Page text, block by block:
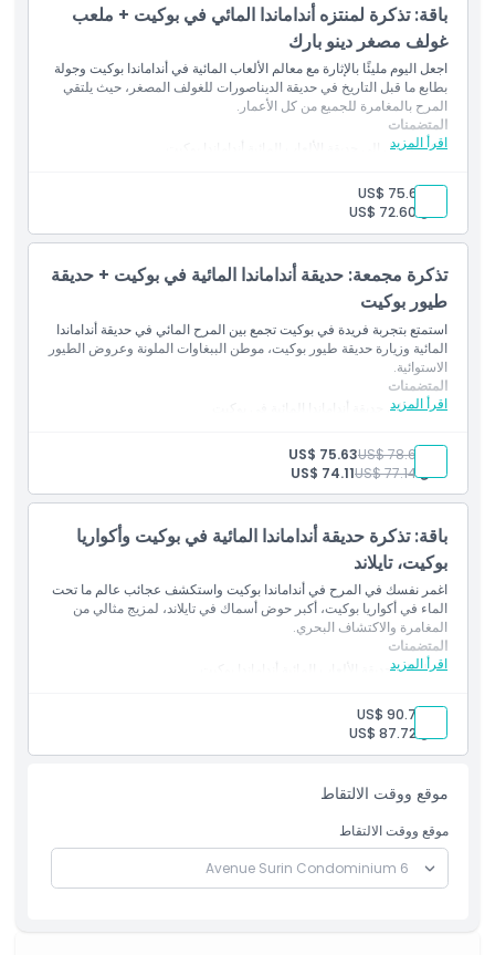
باقة: تذكرة لمنتزه أنداماندا المائي في بوكيت + ملعب
غولف مصغر دينو بارك
اجعل اليوم مليئًا بالإثارة مع معالم الألعاب المائية في أنداماندا بوكيت وجولة
بطابع ما قبل التاريخ في حديقة الديناصورات للغولف المصغر، حيث يلتقي
المرح بالمغامرة للجميع من كل الأعمار.
اقرأ المزيد
المتضمنات
تذكرة دخول إلى حديقة الألعاب المائية أنداماندا بوكيت
الوصول إلى جميع الزحاليق والمعالم ومسار الغولف المصغر
بالغ:
US$ 75.63
طفل:US$ 72.60
تذكرة مجمعة: حديقة أنداماندا المائية في بوكيت + حديقة
طيور بوكيت
استمتع بتجربة فريدة في بوكيت تجمع بين المرح المائي في حديقة أنداماندا
المائية وزيارة حديقة طيور بوكيت، موطن الببغاوات الملونة وعروض الطيور
الاستوائية.
اقرأ المزيد
المتضمنات
الدخول إلى حديقة أنداماندا المائية في بوكيت
الوصول إلى الألعاب والزلاقات وعروض الطيور
بالغ: US$ 78.65
US$ 75.63
طفل:US$ 77.14
US$ 74.11
باقة: تذكرة حديقة أنداماندا المائية في بوكيت وأكواريا
بوكيت، تايلاند
اغمر نفسك في المرح في أنداماندا بوكيت واستكشف عجائب عالم ما تحت
الماء في أكواريا بوكيت، أكبر حوض أسماك في تايلاند، لمزيج مثالي من
المغامرة والاكتشاف البحري.
اقرأ المزيد
المتضمنات
دخول إلى حديقة الألعاب المائية أنداماندا بوكيت
الوصول إلى المنزلقات، وأحواض السباحة، والمعارض البحرية
بالغ:
US$ 90.75
طفل:US$ 87.72
موقع ووقت الالتقاط
موقع ووقت الالتقاط